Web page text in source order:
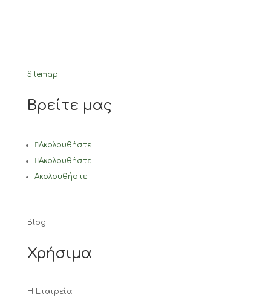
Sitemap
Βρείτε μας
Ακολουθήστε
Ακολουθήστε
Ακολουθήστε
Blog
Χρήσιμα
Η Εταιρεία